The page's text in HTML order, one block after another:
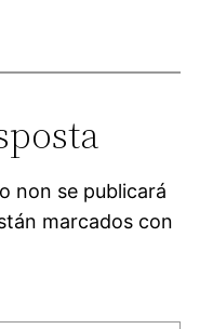
non se publicará
marcados con